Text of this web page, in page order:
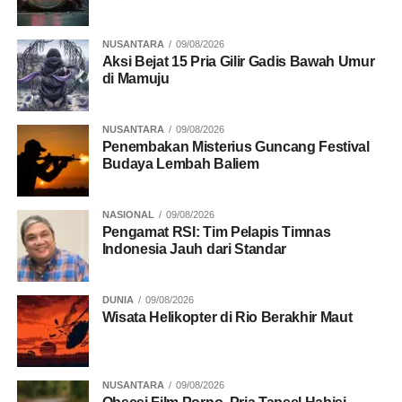
tertentu yang mungkin mencoba untuk mengganggu
dibangun.(Mun/Ari Wibowo)
RELATED TOPICS:
MEGA - PRABOWO
UP NEXT
Gelar Pemungutan Suara Ulang pada 16 & 19
April
DON'T MISS
Pertama PSI Digelar di Solo Bulan Juli
NUSANTARA 09/08/2026
Aksi Bejat 15 Pria Gilir Gadis Bawah Umur
di Mamuju
NUSANTARA 09/08/2026
Penembakan Misterius Guncang Festival
Budaya Lembah Baliem
NASIONAL 09/08/2026
Pengamat RSI: Tim Pelapis Timnas
Indonesia Jauh dari Standar
DUNIA 09/08/2026
Wisata Helikopter di Rio Berakhir Maut
NUSANTARA 09/08/2026